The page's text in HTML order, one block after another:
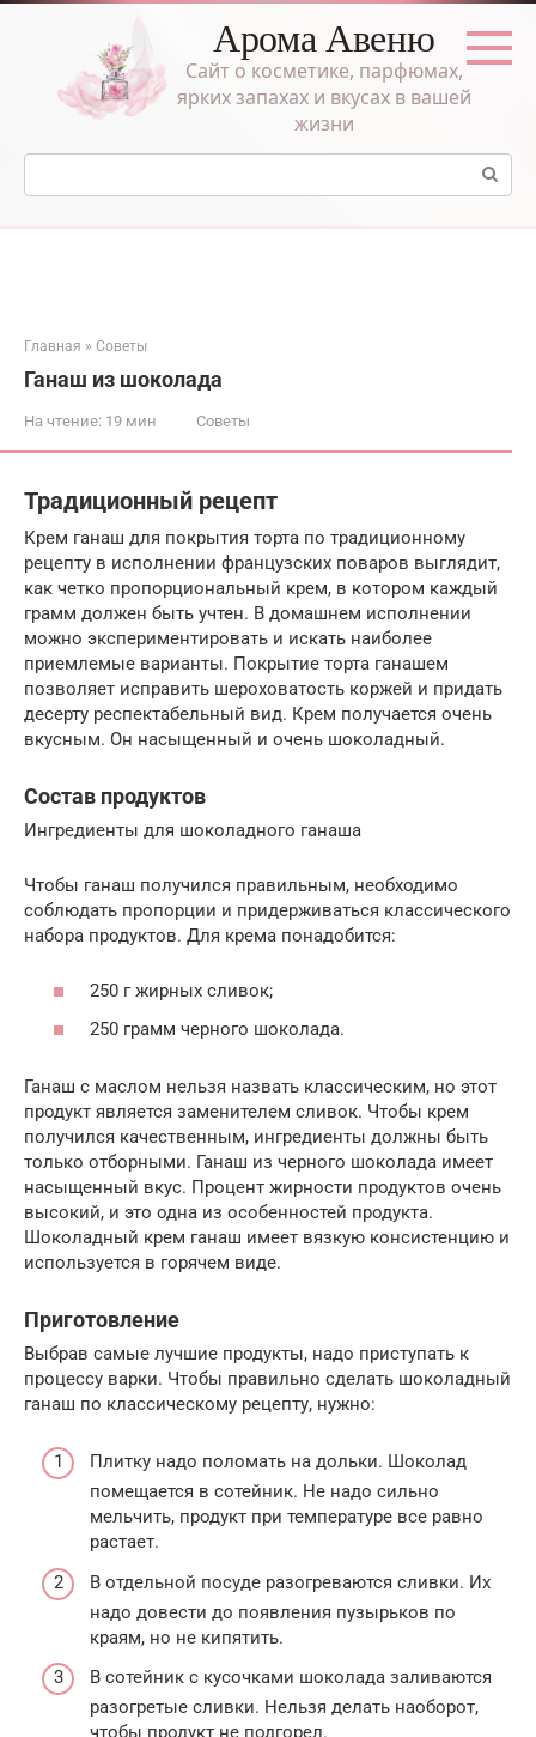
Перейти
Арома Авеню
Сайт о косметике, парфюмах,
ярких запахах и вкусах в вашей
жизни
Поиск:
Главная » Советы
Ганаш из шоколада
На чтение: 19 мин Советы
Традиционный рецепт
Крем ганаш для покрытия торта по традиционному
рецепту в исполнении французских поваров выглядит,
как четко пропорциональный крем, в котором каждый
грамм должен быть учтен. В домашнем исполнении
можно экспериментировать и искать наиболее
приемлемые варианты. Покрытие торта ганашем
позволяет исправить шероховатость коржей и придать
десерту респектабельный вид. Крем получается очень
вкусным. Он насыщенный и очень шоколадный.
Состав продуктов
Ингредиенты для шоколадного ганаша
Чтобы ганаш получился правильным, необходимо
соблюдать пропорции и придерживаться классического
набора продуктов. Для крема понадобится:
250 г жирных сливок;
250 грамм черного шоколада.
Ганаш с маслом нельзя назвать классическим, но этот
продукт является заменителем сливок. Чтобы крем
получился качественным, ингредиенты должны быть
только отборными. Ганаш из черного шоколада имеет
насыщенный вкус. Процент жирности продуктов очень
высокий, и это одна из особенностей продукта.
Шоколадный крем ганаш имеет вязкую консистенцию и
используется в горячем виде.
Приготовление
Выбрав самые лучшие продукты, надо приступать к
процессу варки. Чтобы правильно сделать шоколадный
ганаш по классическому рецепту, нужно:
Плитку надо поломать на дольки. Шоколад
помещается в сотейник. Не надо сильно
мельчить, продукт при температуре все равно
растает.
В отдельной посуде разогреваются сливки. Их
надо довести до появления пузырьков по
краям, но не кипятить.
В сотейник с кусочками шоколада заливаются
разогретые сливки. Нельзя делать наоборот,
чтобы продукт не подгорел.